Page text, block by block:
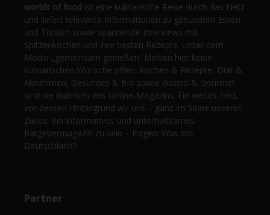
worlds of food ist eine kulinarische Reise durch das Netz
und liefert relevante Informationen zu gesundem Essen
und Trinken sowie spannende Interviews mit
Spitzenköchen und ihre besten Rezepte. Unter dem
Motto „gemeinsam genießen“ bleiben hier keine
kulinarischen Wünsche offen. Kochen & Rezepte, Diät &
Abnehmen, Gesundes & Bio sowie Gastro & Gourmet
sind die Rubriken des Online-Magazins. Ein weites Feld,
vor dessen Hintergrund wir uns – ganz im Sinne unseres
Zieles, ein informatives und unterhaltsames
Ratgebermagazin zu sein – fragen: Was isst
Deutschland?
Partner